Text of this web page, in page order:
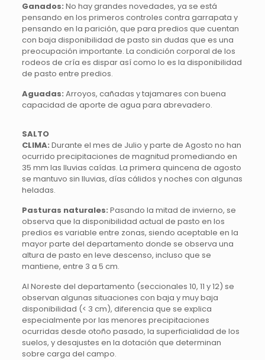
Ganados: No hay grandes novedades, ya se está
pensando en los primeros controles contra garrapata y
pensando en la parición, que para predios que cuentan
con baja disponibilidad de pasto sin dudas que es una
preocupación importante. La condición corporal de los
rodeos de cría es dispar así como lo es la disponibilidad
de pasto entre predios.
Aguadas: Arroyos, cañadas y tajamares con buena
capacidad de aporte de agua para abrevadero.
SALTO
CLIMA: Durante el mes de Julio y parte de Agosto no han
ocurrido precipitaciones de magnitud promediando en
35 mm las lluvias caídas. La primera quincena de agosto
se mantuvo sin lluvias, días cálidos y noches con algunas
heladas.
Pasturas naturales: Pasando la mitad de invierno, se
observa que la disponibilidad actual de pasto en los
predios es variable entre zonas, siendo aceptable en la
mayor parte del departamento donde se observa una
altura de pasto en leve descenso, incluso que se
mantiene, entre 3 a 5 cm.
Al Noreste del departamento (seccionales 10, 11 y 12) se
observan algunas situaciones con baja y muy baja
disponibilidad (< 3 cm), diferencia que se explica
especialmente por las menores precipitaciones
ocurridas desde otoño pasado, la superficialidad de los
suelos, y desajustes en la dotación que determinan
sobre carga del campo.